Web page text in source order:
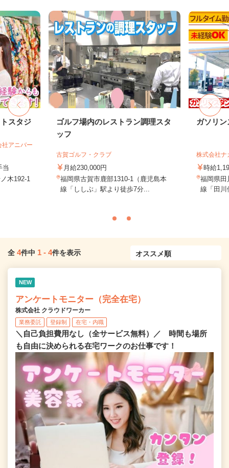
スタジ
アニバー
当
木192-1
ゴルフ場内のレストラン調理スタ
ッフ
古賀ゴルフ・クラブ
月給230,000円
福岡県古賀市鹿部1310-1（鹿児島本
線「ししぶ」駅より徒歩7分...
ガソリ
株式会社
時給
福岡県田
線「田川
全 4件中 1 - 4件を表示
NEW
アンケートモニター（完全在宅）
株式会社 クラウドワーカー
業務委託 登録制 在宅・内職
＼自己負担費用なし（全サービス無料）／ 時間も場所
も自由に決められる在宅ワークのお仕事です！